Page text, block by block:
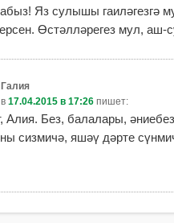
Яз сулышы гаиләгезгә
Өстәлләрегез мул, аш-
Галия
в 17.04.2015 в 17:26 пишет:
Алия. Без, балалары,
сизмичә, яшәү дәрте